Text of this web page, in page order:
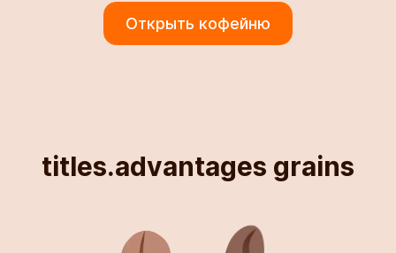
Открыть кофейню
titles.advantages grains